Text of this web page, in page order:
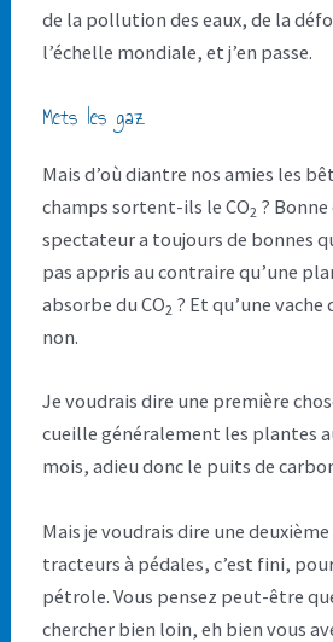
de la pollution des eaux, de la
l’échelle mondiale, et j’en passe.
Mets les gaz
Mais d’où diantre nos amies les
champs sortent-ils le CO2 ?
spectateur a toujours de bonnes
pas appris au contraire qu’une
absorbe du CO2 ? Et qu’une
non.
Je voudrais dire une première
cueille généralement les plantes
mois, adieu donc le puits de
Mais je voudrais dire une deuxième
tracteurs à pédales, c’est fini,
pétrole. Vous pensez peut-être
chercher bien loin, eh bien vous